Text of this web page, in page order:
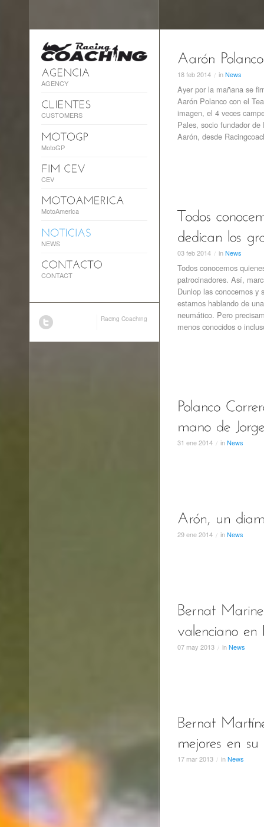
18feb2014 / inNews
Ayer por la mañana se
Aarón Polanco con el
imagen, el 4 veces
Pales, socio fundador
Aarón, desde
03feb2014 / inNews
Todos conocemos
patrocinadores. Así,
Dunlop las conocemos y
estamos hablando de
neumático. Pero
menos conocidos o
31 ene2014 / inNews
29ene2014 / inNews
07 may 2013 / inNews
17 mar2013 / inNews
AGENCY
CUSTOMERS
MotoGP
CEV
MotoAmerica
NEWS
CONTACT
Racing Coaching